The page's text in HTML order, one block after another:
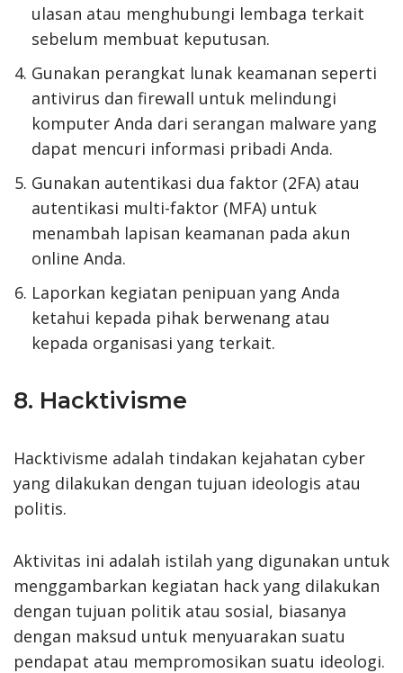
ulasan atau menghubungi lembaga terkait
sebelum membuat keputusan.
Gunakan perangkat lunak keamanan seperti
antivirus dan firewall untuk melindungi
komputer Anda dari serangan malware yang
dapat mencuri informasi pribadi Anda.
Gunakan autentikasi dua faktor (2FA) atau
autentikasi multi-faktor (MFA) untuk
menambah lapisan keamanan pada akun
online Anda.
Laporkan kegiatan penipuan yang Anda
ketahui kepada pihak berwenang atau
kepada organisasi yang terkait.
8. Hacktivisme
Hacktivisme adalah tindakan kejahatan cyber
yang dilakukan dengan tujuan ideologis atau
politis.
Aktivitas ini adalah istilah yang digunakan untuk
menggambarkan kegiatan hack yang dilakukan
dengan tujuan politik atau sosial, biasanya
dengan maksud untuk menyuarakan suatu
pendapat atau mempromosikan suatu ideologi.